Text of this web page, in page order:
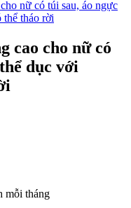
cao cho nữ có
dục với
mỗi tháng